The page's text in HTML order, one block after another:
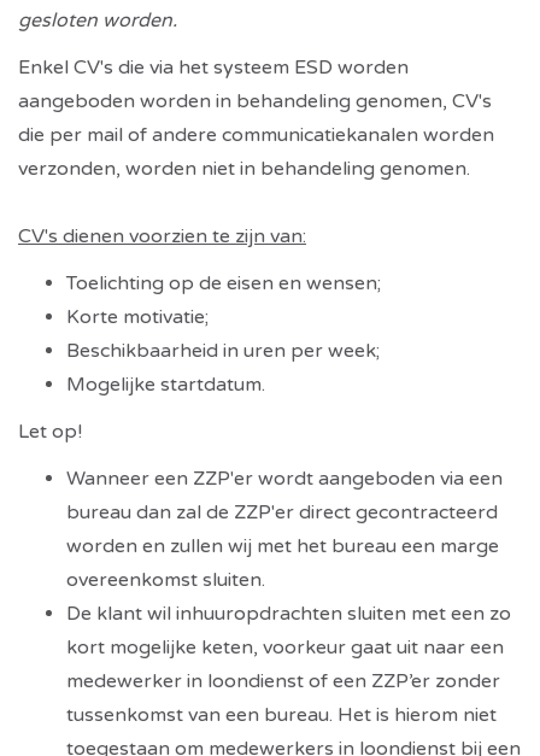
gesloten worden.
Enkel CV's die via het systeem ESD worden
aangeboden worden in behandeling genomen, CV's
die per mail of andere communicatiekanalen worden
verzonden, worden niet in behandeling genomen.
CV's dienen voorzien te zijn van:
Toelichting op de eisen en wensen;
Korte motivatie;
Beschikbaarheid in uren per week;
Mogelijke startdatum.
Let op!
Wanneer een ZZP'er wordt aangeboden via een
bureau dan zal de ZZP'er direct gecontracteerd
worden en zullen wij met het bureau een marge
overeenkomst sluiten.
De klant wil inhuuropdrachten sluiten met een zo
kort mogelijke keten, voorkeur gaat uit naar een
medewerker in loondienst of een ZZP’er zonder
tussenkomst van een bureau. Het is hierom niet
toegestaan om medewerkers in loondienst bij een